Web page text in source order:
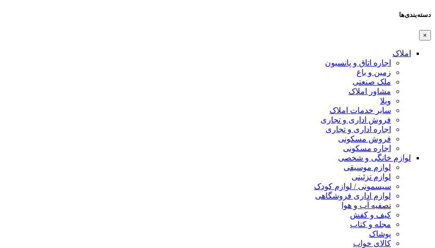
دسته‌بندی‌ها
×
املاک
اجاره اتاق و پانسیون
زمین و باغ
ملک صنعتی
مشاور املاک
ویلا
سایر خدمات املاک
فروش اداری و تجاری
اجاره اداری و تجاری
فروش مسکونی
اجاره مسکونی
لوازم خانگی و شخصی
لوازم موسیقی
لوازم تزئینی
سیسمونی / لوازم کودک
لوازم اداری فروشگاهی
تصفیه آب و هوا
کیف و کفش
مجله و کتاب
پوشاک
کالای خواب